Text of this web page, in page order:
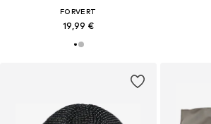
FORVERT
19,99 €